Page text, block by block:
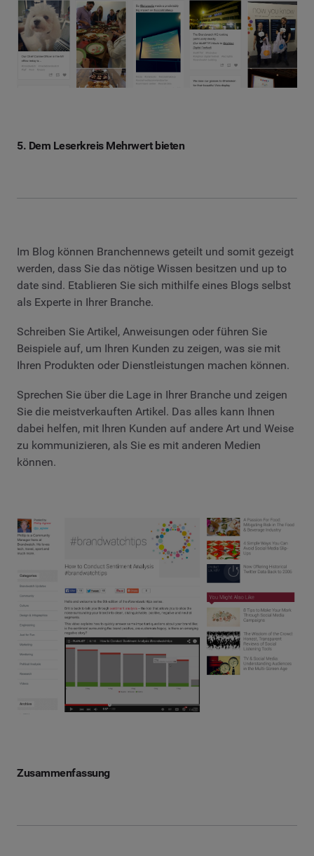
5. Dem Leserkreis Mehrwert bieten
Im Blog können Branchennews geteilt und somit gezeigt
werden, dass Sie das nötige Wissen besitzen und up to
date sind. Etablieren Sie sich mithilfe eines Blogs selbst
als Experte in Ihrer Branche.
Schreiben Sie Artikel, Anweisungen oder führen Sie
Beispiele auf, um Ihren Kunden zu zeigen, was sie mit
Ihren Produkten oder Dienstleistungen machen können.
Sprechen Sie über die Lage in Ihrer Branche und zeigen
Sie die meistverkauften Artikel. Das alles kann Ihnen
dabei helfen, mit Ihren Kunden auf andere Art und Weise
zu kommunizieren, als Sie es mit anderen Medien
können.
Zusammenfassung